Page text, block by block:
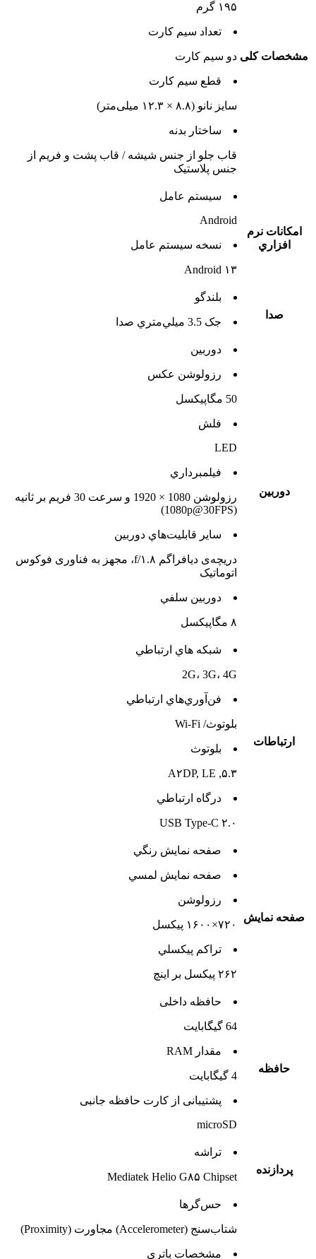
مشخصات کلی
۱۹۵ گرم
تعداد سيم کارت
دو سيم کارت
قطع سيم کارت
سایز نانو (۸.۸ × ۱۲.۳ میلی‌متر)
ساختار بدنه
قاب جلو از جنس شیشه / قاب پشت و فریم از
جنس پلاستیک
امکانات نرم
افزاري
سيستم عامل
Android
نسخه سيستم عامل
Android ۱۳
صدا
بلندگو
جک 3.5 ميلي‌متري صدا
دوربين
دوربين
رزولوشن عکس
50 مگاپیکسل
فلش
LED
فيلمبرداري
رزولوشن 1080 × 1920 و سرعت 30 فریم بر ثانیه
(1080p@30FPS)
ساير قابليت‌هاي دوربين
دریچه‌ی دیافراگم f/۱.۸، مجهز به فناوری فوکوس
اتوماتیک
دوربين سلفي
۸ مگاپیکسل
ارتباطات
شبکه هاي ارتباطي
2G، 3G، 4G
فن‌آوري‌هاي ارتباطي
بلوتوث/ Wi-Fi
بلوتوث
۵.۳, A۲DP, LE
درگاه ارتباطي
USB Type-C ۲.۰
صفحه نمايش
صفحه نمايش رنگي
صفحه نمايش لمسي
رزولوشن
۷۲۰×۱۶۰۰ پیکسل
تراکم پيکسلي
۲۶۲ پیکسل بر اینچ
حافظه
حافظه داخلی
64 گيگابايت
مقدار RAM
4 گيگابايت
پشتيبانی از کارت حافظه جانبی
microSD
پردازنده
تراشه
Mediatek Helio G۸۵ Chipset
حس‌گرها
شتاب‌سنج (Accelerometer) مجاورت (Proximity)
مشخصات باتري